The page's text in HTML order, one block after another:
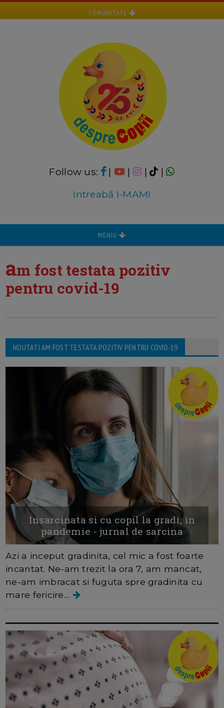
COMUNITATE
Follow us: | | |
|
Intreabă I-MAMI
MENIU
am fost testata pozitiv
pentru covid-19
NOUTATI AM FOST TESTATA POZITIV PENTRU COVID-19
Insarcinata si cu copil la gradi, in
pandemie - jurnal de sarcina
Azi a inceput gradinita, cel mic a fost foarte
incantat. Ne-am trezit la ora 7, am mancat,
ne-am imbracat si fuguta spre gradinita cu
mare fericire....